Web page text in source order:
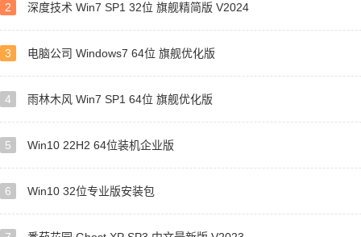
2 深度技术 Win7 SP1 32位 旗舰精简版 V2024
3 电脑公司 Windows7 64位 旗舰优化版
4 雨林木风 Win7 SP1 64位 旗舰优化版
5 Win10 22H2 64位装机企业版
6 Win10 32位专业版安装包